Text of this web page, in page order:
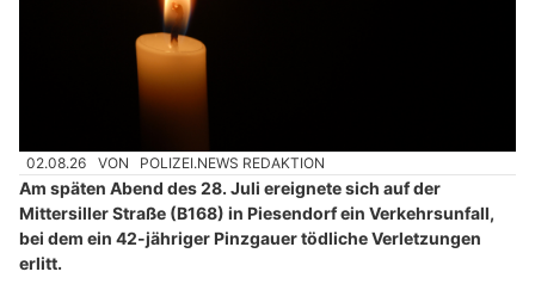
02.08.26 VON POLIZEI.NEWS REDAKTION
Am späten Abend des 28. Juli ereignete sich auf der
Mittersiller Straße (B168) in Piesendorf ein Verkehrsunfall,
bei dem ein 42-jähriger Pinzgauer tödliche Verletzungen
erlitt.